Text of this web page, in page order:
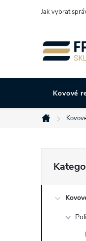
Jak vybrat
Kovové
Domů
o
kategorie